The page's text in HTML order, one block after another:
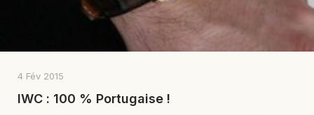
4 Fév 2015
IWC : 100 % Portugaise !